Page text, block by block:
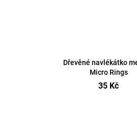
Dřevěné navlékátko
Micro Rings
35 Kč